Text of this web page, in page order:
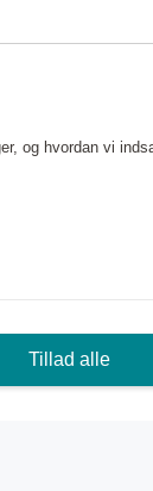
og hvordan vi
Tillad alle